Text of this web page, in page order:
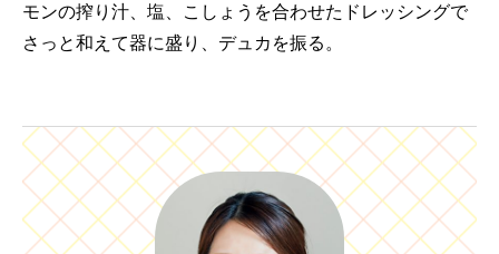
モンの搾り汁、塩、こしょうを合わせたドレッシングで
さっと和えて器に盛り、デュカを振る。